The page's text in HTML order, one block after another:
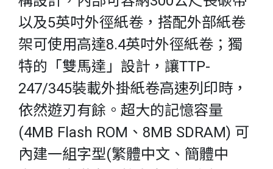
以及5英吋外徑紙卷，搭配外部紙卷
架可使用高達8.4英吋外徑紙卷；獨
特的「雙馬達」設計，讓TTP-
247/345裝載外掛紙卷高速列印時，
依然遊刃有餘。超大的記憶容量
(4MB Flash ROM、8MB SDRAM) 可
內建一組字型(繁體中文、簡體中